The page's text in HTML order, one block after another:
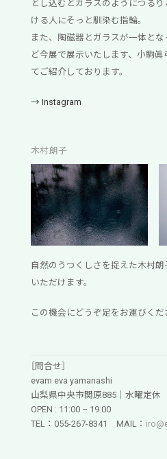
とし込むとガラスのようにつる
ける人にそっと馴染む指輪。
また、陶磁器とガラスが一体と
ど今展で展示いたします、小駒
てご紹介しております。
→ Instagram
木村朗子
自然のうつくしさを捉えた木村
いただけます。
この機会にどうぞ足をお運びくだ
［問合せ］
evam eva yamanashi
山梨県中央市関原885｜水曜定休
OPEN : 11:00 – 19:00
TEL：055-267-8341 MAIL：